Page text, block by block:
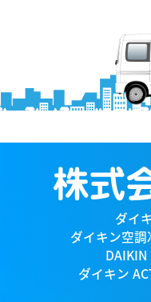
ダイ
ダイキン空
ダイキン